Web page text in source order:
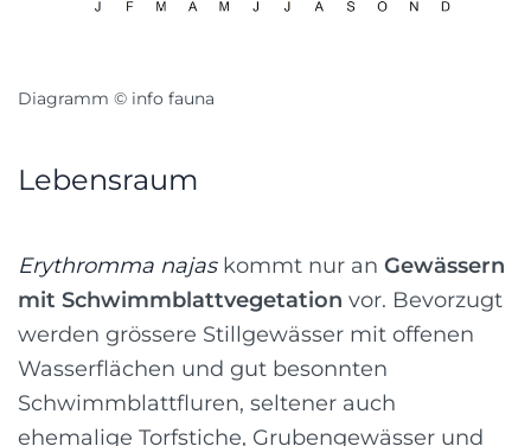
Diagramm © info fauna
Lebensraum
Erythromma najaskommt nur an Gewässern
mit Schwimmblattvegetation vor. Bevorzugt
werden grössere Stillgewässer mit offenen
Wasserflächen und gut besonnten
Schwimmblattfluren, seltener auch
ehemalige Torfstiche, Grubengewässer und